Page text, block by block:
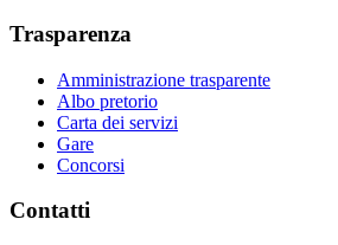
Trasparenza
Amministrazione trasparente
Albo pretorio
Carta dei servizi
Gare
Concorsi
Contatti